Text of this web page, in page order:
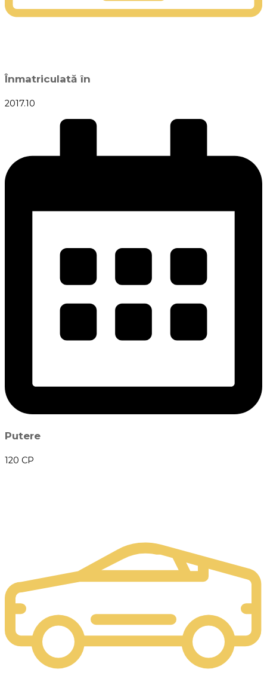
Înmatriculată în
2017.10
Putere
120 CP